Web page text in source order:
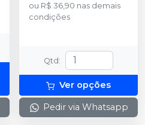
ou R$ 36,90 nas demais
condições
Qtd :
Ver opções
Pedir via Whatsapp